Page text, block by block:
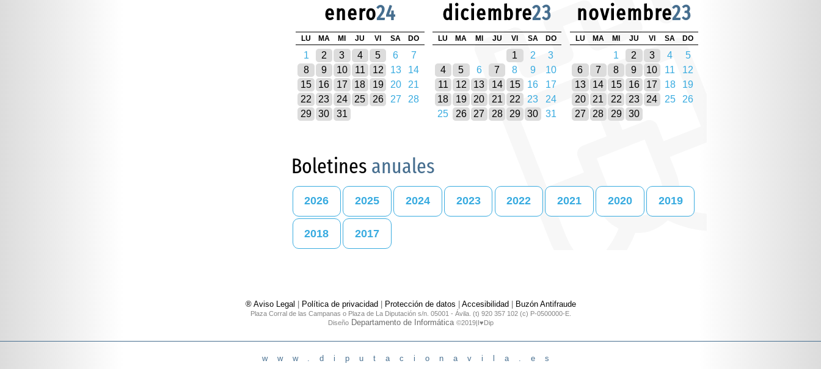
enero24
LU MA MI JU VI SA DO
1 2 3 4 5 6
7
8
9 10 11 12 13
14
15
16 17 18 19 20
21
22
23 24 25 26 27
28
29
30 31
diciembre23
LU MA MI JU VI SA DO
1 2
3
4
5 6 7 8 9
10
11
12 13 14 15 16
17
18
19 20 21 22 23
24
25
26 27 28 29 30 31
noviembre23
LU MA MI JU VI SA DO
1 2 3 4
5
6
7 8 9 10 11
12
13
14 15 16 17 18
19
20
21 22 23 24 25
26
27
28 29 30
Boletines anuales
2026 2025 2024 2023 2022 2021 2020 2019
2018 2017
® Aviso Legal | Política de privacidad| Protección de datos | Accesibilidad| Buzón Antifraude
Plaza Corral de las Campanas o Plaza de La Diputación s/n. 05001 - Ávila. (t) 920 357 102 (c) P-0500000-E.
DiseñoDepartamento de Informática ©2019|I♥Dip
www.diputacionavila.es